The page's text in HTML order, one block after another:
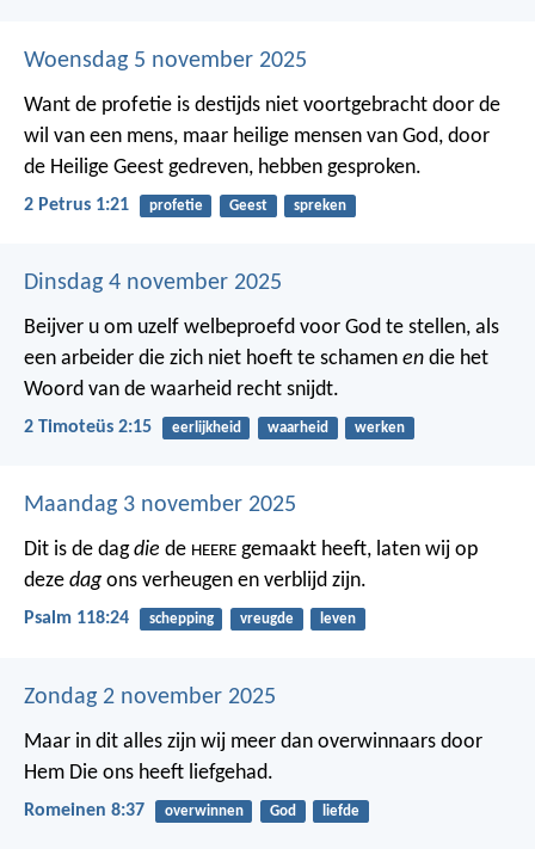
Woensdag 5 november 2025
Want de profetie is destijds niet voortgebracht door de
wil van een mens, maar heilige mensen van God, door
de Heilige Geest gedreven, hebben gesproken.
2 Petrus 1:21 profetie Geest spreken
Dinsdag 4 november 2025
Beijver u om uzelf welbeproefd voor God te stellen, als
een arbeider die zich niet hoeft te schamen en die het
Woord van de waarheid recht snijdt.
2 Timoteüs 2:15 eerlijkheid waarheid werken
Maandag 3 november 2025
Dit is de dagdie de HEERE gemaakt heeft, laten wij op
deze dag ons verheugen en verblijd zijn.
Psalm 118:24 schepping vreugde leven
Zondag 2 november 2025
Maar in dit alles zijn wij meer dan overwinnaars door
Hem Die ons heeft liefgehad.
Romeinen 8:37 overwinnen God liefde